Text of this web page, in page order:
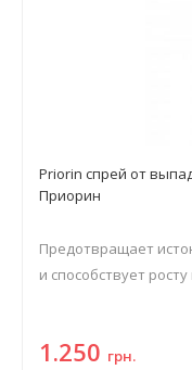
Priorin спрей от
Приорин
Предотвращает
и способствует росту
1.250 грн.